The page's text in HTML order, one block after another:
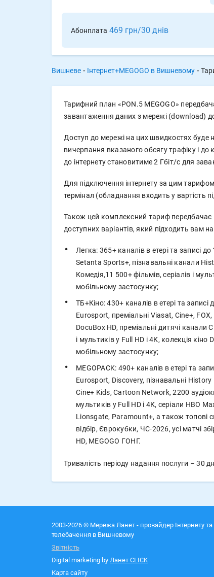
Абонплата 469 грн/30 днів
Вишневе - Інтернет+MEGOGO в Вишневому -
Тарифний план «PON.5 MEGOGO»
завантаження даних з мережі (download)
Доступ до мережі на цих швидкостях буде
вичерпання вказаного обсягу трафіку і до
до інтернету становитиме 2 Гбіт/с для
Для підключення інтернету за цим
термінал (обладнання входить у вартість
Також цей комплексний тариф передбачає
доступних варіантів, який підходить вам
Легка: 365+ каналів в етері та записі
Setanta Sports+, пізнавальні канали
Комедія,11 500+ фільмів, серіалів і
мобільному застосунку;
ТБ+Кіно: 430+ каналів в етері та
Eurosport, преміальні Viasat, Cine+,
DocuBox HD, преміальні дитячі канали
і мультиків у Full HD і 4К, колекція
мобільному застосунку;
MEGOPACK: 490+ каналів в етері та
Eurosport, Discovery, пізнавальні
Cine+ Kids, Cartoon Network, 2200
мультиків у Full HD і 4К, серіали НВО
Lionsgate, Paramount+, а також топові
відбір, Єврокубки, ЧС-2026, усі матчі
HD, MEGOGO ГОНГ.
Тривалість періоду надання послуги – 30
2003-2026 © Мережа Ланет - провайдер Інтернету та
телебачення в Вишневому
Звітність
Digital marketing by Ланет CLICK
Карта сайту